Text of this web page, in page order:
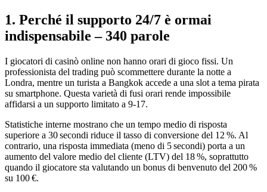
1. Perché il supporto 24/7 è ormai
indispensabile – 340 parole
I giocatori di casinò online non hanno orari di gioco fissi. Un
professionista del trading può scommettere durante la notte a
Londra, mentre un turista a Bangkok accede a una slot a tema pirata
su smartphone. Questa varietà di fusi orari rende impossibile
affidarsi a un supporto limitato a 9‑17.
Statistiche interne mostrano che un tempo medio di risposta
superiore a 30 secondi riduce il tasso di conversione del 12 %. Al
contrario, una risposta immediata (meno di 5 secondi) porta a un
aumento del valore medio del cliente (LTV) del 18 %, soprattutto
quando il giocatore sta valutando un bonus di benvenuto del 200 %
su 100 €.